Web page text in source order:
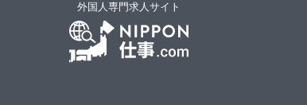
外国人専門求人サイト